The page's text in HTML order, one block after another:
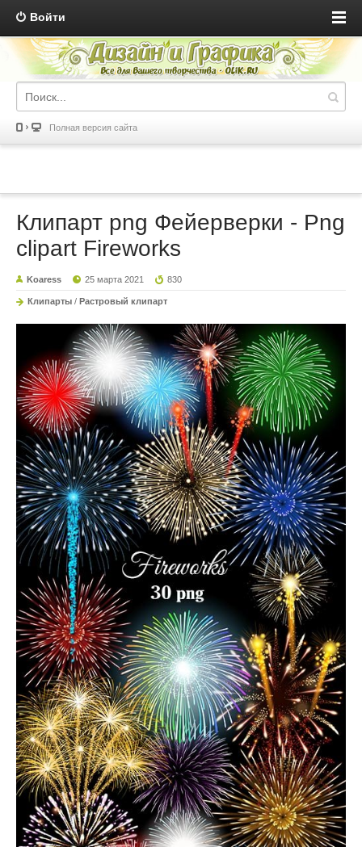
Войти
Полная версия сайта
Клипарт png Фейерверки - Png
clipart Fireworks
Koaress 25 марта 2021 830
Клипарты / Растровый клипарт